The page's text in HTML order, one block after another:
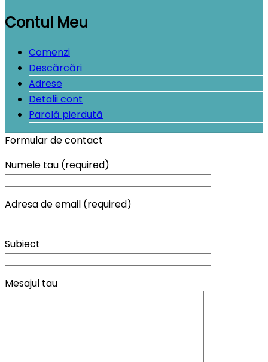
Contul Meu
Comenzi
Descărcări
Adrese
Detalii cont
Parolă pierdută
Formular de contact
Numele tau (required)
Adresa de email (required)
Subiect
Mesajul tau